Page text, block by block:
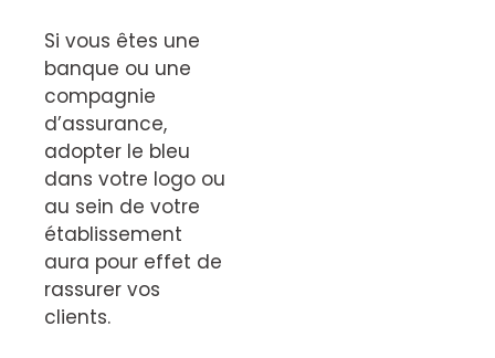
Si vous êtes une
banque ou une
compagnie
d’assurance,
adopter le bleu
dans votre logo ou
au sein de votre
établissement
aura pour effet de
rassurer vos
clients.